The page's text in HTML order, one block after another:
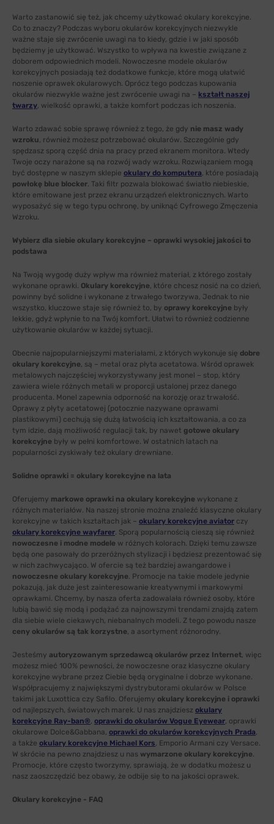
Warto zastanowić się też, jak chcemy użytkować okulary korekcyjne.
Co to znaczy? Podczas wyboru okularów korekcyjnych niezwykle
ważne staje się zwrócenie uwagi na to kiedy, gdzie i w jaki sposób
będziemy je użytkować. Wszystko to wpływa na kwestie związane z
doborem odpowiednich modeli. Nowoczesne modele okularów
korekcyjnych posiadają też dodatkowe funkcje, które mogą ułatwić
noszenie oprawek okularowych. Oprócz tego podczas kupowania
okularów niezwykle ważne jest zwrócenie uwagi na – kształt naszej
twarzy, wielkość oprawki, a także komfort podczas ich noszenia.
Warto zdawać sobie sprawę również z tego, że gdy nie masz wady
wzroku, również możesz potrzebować okularów. Szczególnie gdy
spędzasz sporą część dnia na pracy przed ekranem monitora. Wtedy
Twoje oczy narażone są na rozwój wady wzroku. Rozwiązaniem mogą
być dostępne w naszym sklepie okulary do komputera, które posiadają
powłokę blue blocker. Taki filtr pozwala blokować światło niebieskie,
które emitowane jest przez ekranu urządzeń elektronicznych. Warto
wyposażyć się w tego typu ochronę, by uniknąć Cyfrowego Zmęczenia
Wzroku.
Wybierz dla siebie okulary korekcyjne – oprawki wysokiej jakości to
podstawa
Na Twoją wygodę duży wpływ ma również materiał, z którego zostały
wykonane oprawki. Okulary korekcyjne, które chcesz nosić na co dzień,
powinny być solidne i wykonane z trwałego tworzywa, Jednak to nie
wszystko, kluczowe staje się również to, by oprawy korekcyjne były
lekkie, gdyż wpłynie to na Twój komfort. Ułatwi to również codzienne
użytkowanie okularów w każdej sytuacji.
Obecnie najpopularniejszymi materiałami, z których wykonuje się dobre
okulary korekcyjne, są – metal oraz płyta acetatowa. Wśród oprawek
metalowych najczęściej wykorzystywany jest monel – stop, który
zawiera wiele różnych metali w proporcji ustalonej przez danego
producenta. Monel zapewnia odporność na korozję oraz trwałość.
Oprawy z płyty acetatowej (potocznie nazywane oprawami
plastikowymi) cechują się dużą łatwością ich kształtowania, a co za
tym idzie, dają możliwość regulacji tak, by nawet gotowe okulary
korekcyjne były w pełni komfortowe. W ostatnich latach na
popularności zyskiwały też okulary drewniane.
Solidne oprawki = okulary korekcyjne na lata
Oferujemy markowe oprawki na okulary korekcyjne wykonane z
różnych materiałów. Na naszej stronie można znaleźć klasyczne okulary
korekcyjne w takich kształtach jak – okulary korekcyjne aviator czy
okulary korekcyjne wayfarer. Sporą popularnością cieszą się również
nowoczesne i modne modele w różnych kolorach. Dzięki temu zawsze
będą one pasowały do przeróżnych stylizacji i będziesz prezentować się
w nich zachwycająco. W ofercie są też bardziej awangardowe i
nowoczesne okulary korekcyjne. Promocje na takie modele jedynie
pokazują, jak duże jest zainteresowanie kreatywnymi i markowymi
oprawkami. Chcemy, by nasza oferta zadowalała również osoby, które
lubią bawić się modą i podążać za najnowszymi trendami znajdą zatem
dla siebie wiele ciekawych, niebanalnych modeli. Z tego powodu nasze
ceny okularów są tak korzystne, a asortyment różnorodny.
Jesteśmy autoryzowanym sprzedawcą okularów przez Internet, więc
możesz mieć 100% pewności, że nowoczesne oraz klasyczne okulary
korekcyjne wybrane przez Ciebie będą oryginalne i dobrze wykonane.
Współpracujemy z największymi dystrybutorami okularów w Polsce
takimi jak Luxottica czy Safilo. Oferujemy okulary korekcyjne i oprawki
od najlepszych, światowych marek. U nas znajdziesz okulary
korekcyjne Ray-ban®, oprawki do okularów Vogue Eyewear, oprawki
okularowe Dolce&Gabbana, oprawki do okularów korekcyjnych Prada,
a także okulary korekcyjne Michael Kors, Emporio Armani czy Versace.
W skrócie na pewno znajdziesz u nas wymarzone okulary korekcyjne.
Promocje, które często tworzymy, sprawiają, że w dodatku możesz u
nasz zaoszczędzić bez obawy, że odbije się to na jakości oprawek.
Okulary korekcyjne - FAQ